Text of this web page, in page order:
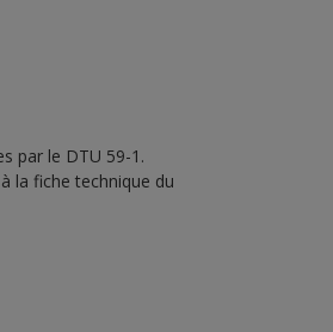
par le DTU 59-1.
la fiche technique du